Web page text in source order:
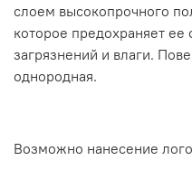
слоем высокопрочного
которое предохраняет ее
загрязнений и влаги.
однородная.
Возможно нанесение